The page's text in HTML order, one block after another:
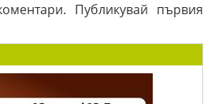
Публикувай първия